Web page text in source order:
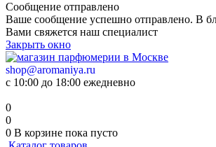
Сообщение отправлено
Ваше сообщение успешно отправлено. В
Вами свяжется наш специалист
Закрыть окно
shop@aromaniya.ru
с 10:00 до 18:00 ежедневно
0
0
0 В корзине пока пусто